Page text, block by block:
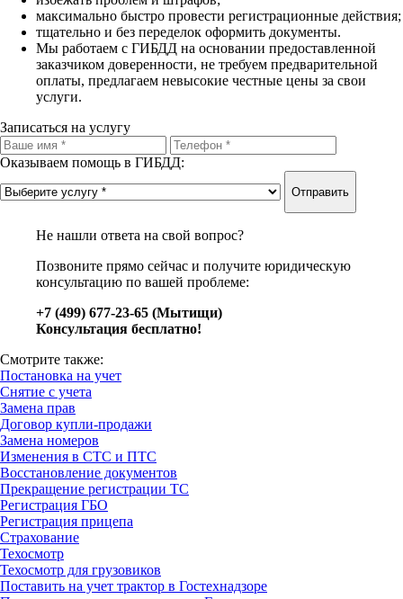
максимально быстро провести регистрационные действия;
тщательно и без переделок оформить документы.
Мы работаем с ГИБДД на основании предоставленной
заказчиком доверенности, не требуем предварительной
оплаты, предлагаем невысокие честные цены за свои
услуги.
Записаться на услугу
Оказываем помощь в ГИБДД:
Отправить
Не нашли ответа на свой вопрос?
Позвоните прямо сейчас и получите юридическую
консультацию по вашей проблеме:
+7 (499) 677-23-65 (Мытищи)
Консультация бесплатно!
Смотрите также:
Постановка на учет
Снятие с учета
Замена прав
Договор купли-продажи
Замена номеров
Изменения в СТС и ПТС
Восстановление документов
Прекращение регистрации ТС
Регистрация ГБО
Регистрация прицепа
Страхование
Техосмотр
Техосмотр для грузовиков
Поставить на учет трактор в Гостехнадзоре